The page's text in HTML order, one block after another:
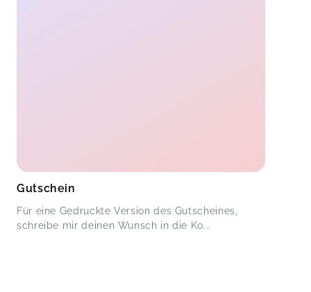
Gutschein
Für eine Gedruckte Version des Gutscheines,
schreibe mir deinen Wunsch in die Ko...